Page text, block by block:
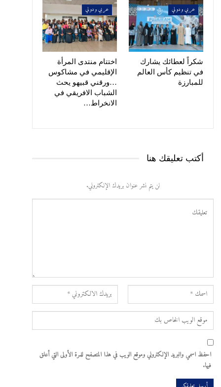
عربي ودولي
شكراً لعطائك يشارك
في تنظيم كأس العالم
للمبارزة
عربي ودولي
اختتام منتدى المرأة
الإقليمي في مشاكوس
…ورقني قبيهو يحث
الشباب الافريقي في
الانخراط…
أكتب تعليقك هنا
لن يتم نشر عنوان بريدك الإلكتروني.
احفظ اسمي والبريد الإلكتروني وموقع الويب في هذا المتصفح للمرة الأولى التي أعلق
فيها.